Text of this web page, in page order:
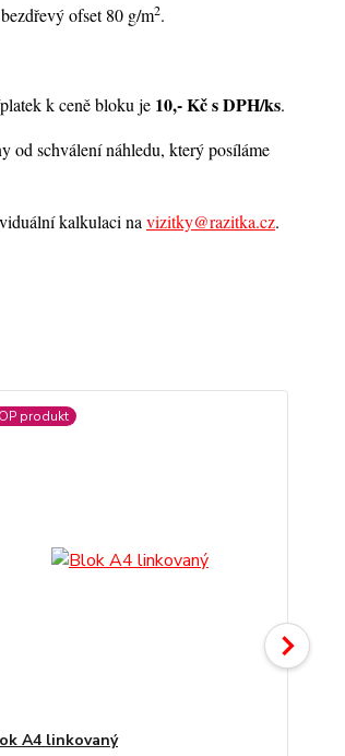
ofset 80 g/m2.
k ceně bloku je 10,- Kč s DPH/ks.
od schválení náhledu, který posíláme
kalkulaci na vizitky@razitka.cz.
produkt
A4 linkovaný